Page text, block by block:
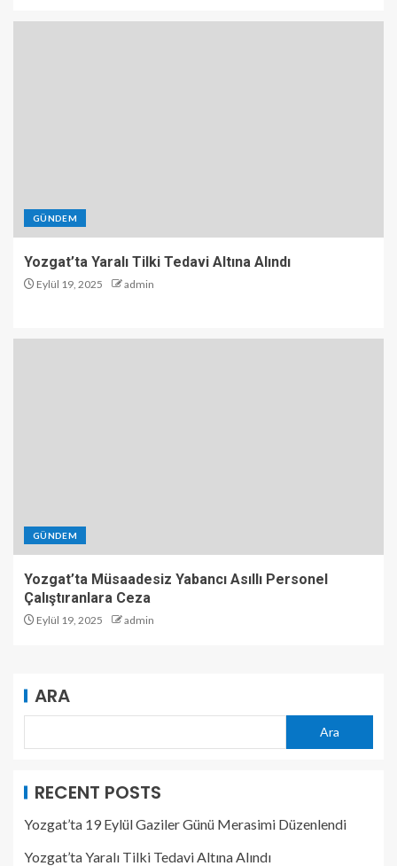
GÜNDEM
Yozgat’ta Yaralı Tilki Tedavi Altına Alındı
Eylül 19, 2025 admin
GÜNDEM
Yozgat’ta Müsaadesiz Yabancı Asıllı Personel
Çalıştıranlara Ceza
Eylül 19, 2025 admin
ARA
Ara
RECENT POSTS
Yozgat’ta 19 Eylül Gaziler Günü Merasimi Düzenlendi
Yozgat’ta Yaralı Tilki Tedavi Altına Alındı